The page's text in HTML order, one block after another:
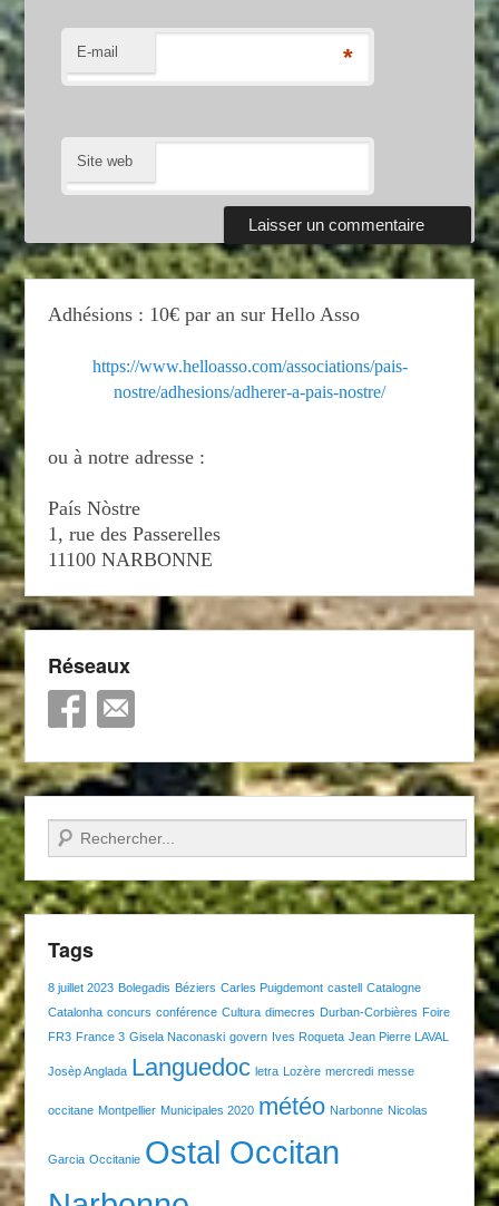
E-mail *
Site web
Adhésions : 10€ par an sur Hello Asso
https://www.helloasso.com/associations/pais-
nostre/adhesions/adherer-a-pais-nostre/
ou à notre adresse :
País Nòstre
1, rue des Passerelles
11100 NARBONNE
Réseaux
Recherche
Tags
8 juillet 2023 Bolegadis Béziers Carles Puigdemont castell
Catalogne
Catalonha concurs conférence Cultura dimecres Durban-Corbières Foire
FR3 France 3 Gisela Naconaski govern Ives Roqueta Jean Pierre LAVAL
Josèp Anglada Languedoc letra Lozère mercredi messe
occitane Montpellier Municipales 2020 météo Narbonne Nicolas
Garcia Occitanie Ostal Occitan